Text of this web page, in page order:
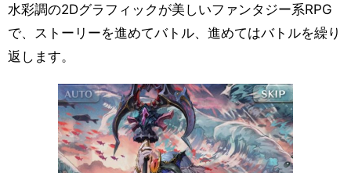
水彩調の2Dグラフィックが美しいファンタジー系RPG
で、ストーリーを進めてバトル、進めてはバトルを繰り
返します。